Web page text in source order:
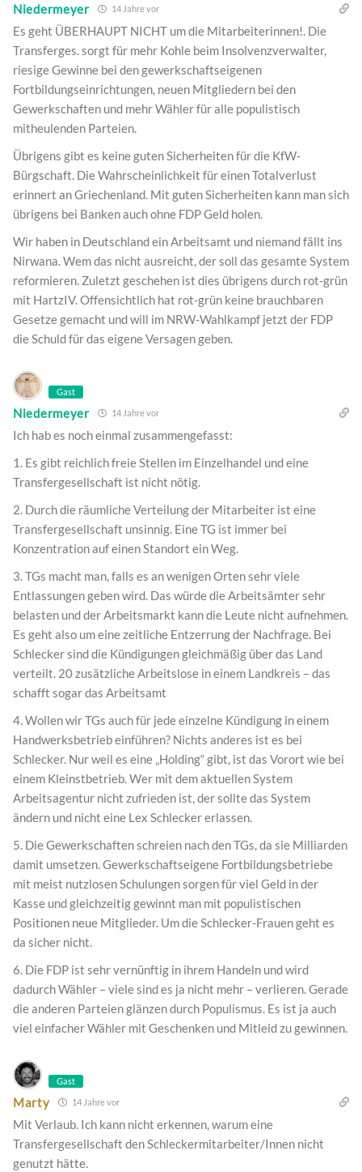
Niedermeyer 14 Jahre vor
Es geht ÜBERHAUPT NICHT um die Mitarbeiterinnen!. Die
Transferges. sorgt für mehr Kohle beim Insolvenzverwalter,
riesige Gewinne bei den gewerkschaftseigenen
Fortbildungseinrichtungen, neuen Mitgliedern bei den
Gewerkschaften und mehr Wähler für alle populistisch
mitheulenden Parteien.
Übrigens gibt es keine guten Sicherheiten für die KfW-
Bürgschaft. Die Wahrscheinlichkeit für einen Totalverlust
erinnert an Griechenland. Mit guten Sicherheiten kann man sich
übrigens bei Banken auch ohne FDP Geld holen.
Wir haben in Deutschland ein Arbeitsamt und niemand fällt ins
Nirwana. Wem das nicht ausreicht, der soll das gesamte System
reformieren. Zuletzt geschehen ist dies übrigens durch rot-grün
mit HartzIV. Offensichtlich hat rot-grün keine brauchbaren
Gesetze gemacht und will im NRW-Wahlkampf jetzt der FDP
die Schuld für das eigene Versagen geben.
Gast
Niedermeyer 14 Jahre vor
Ich hab es noch einmal zusammengefasst:
1. Es gibt reichlich freie Stellen im Einzelhandel und eine
Transfergesellschaft ist nicht nötig.
2. Durch die räumliche Verteilung der Mitarbeiter ist eine
Transfergesellschaft unsinnig. Eine TG ist immer bei
Konzentration auf einen Standort ein Weg.
3. TGs macht man, falls es an wenigen Orten sehr viele
Entlassungen geben wird. Das würde die Arbeitsämter sehr
belasten und der Arbeitsmarkt kann die Leute nicht aufnehmen.
Es geht also um eine zeitliche Entzerrung der Nachfrage. Bei
Schlecker sind die Kündigungen gleichmäßig über das Land
verteilt. 20 zusätzliche Arbeitslose in einem Landkreis – das
schafft sogar das Arbeitsamt
4. Wollen wir TGs auch für jede einzelne Kündigung in einem
Handwerksbetrieb einführen? Nichts anderes ist es bei
Schlecker. Nur weil es eine „Holding“ gibt, ist das Vorort wie bei
einem Kleinstbetrieb. Wer mit dem aktuellen System
Arbeitsagentur nicht zufrieden ist, der sollte das System
ändern und nicht eine Lex Schlecker erlassen.
5. Die Gewerkschaften schreien nach den TGs, da sie Milliarden
damit umsetzen. Gewerkschaftseigene Fortbildungsbetriebe
mit meist nutzlosen Schulungen sorgen für viel Geld in der
Kasse und gleichzeitig gewinnt man mit populistischen
Positionen neue Mitglieder. Um die Schlecker-Frauen geht es
da sicher nicht.
6. Die FDP ist sehr vernünftig in ihrem Handeln und wird
dadurch Wähler – viele sind es ja nicht mehr – verlieren. Gerade
die anderen Parteien glänzen durch Populismus. Es ist ja auch
viel einfacher Wähler mit Geschenken und Mitleid zu gewinnen.
Gast
Marty 14 Jahre vor
Mit Verlaub. Ich kann nicht erkennen, warum eine
Transfergesellschaft den Schleckermitarbeiter/Innen nicht
genutzt hätte.